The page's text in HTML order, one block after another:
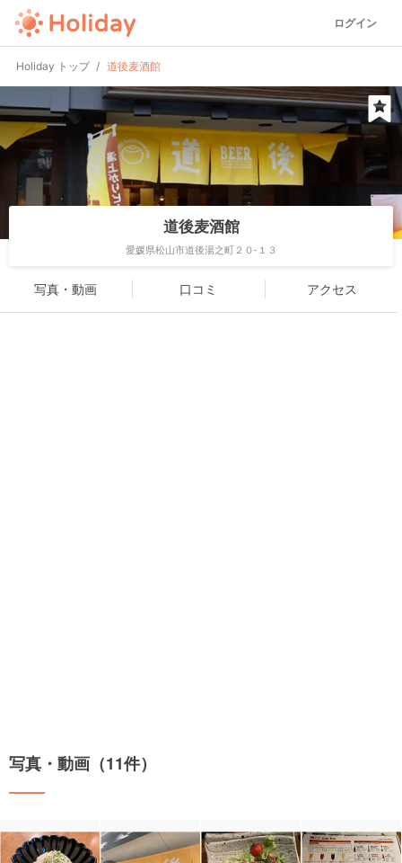
ログイン
Holiday トップ 道後麦酒館
道後麦酒館
愛媛県松山市道後湯之町２０-１３
写真・動画 口コミ アクセス
写真・動画（11件）